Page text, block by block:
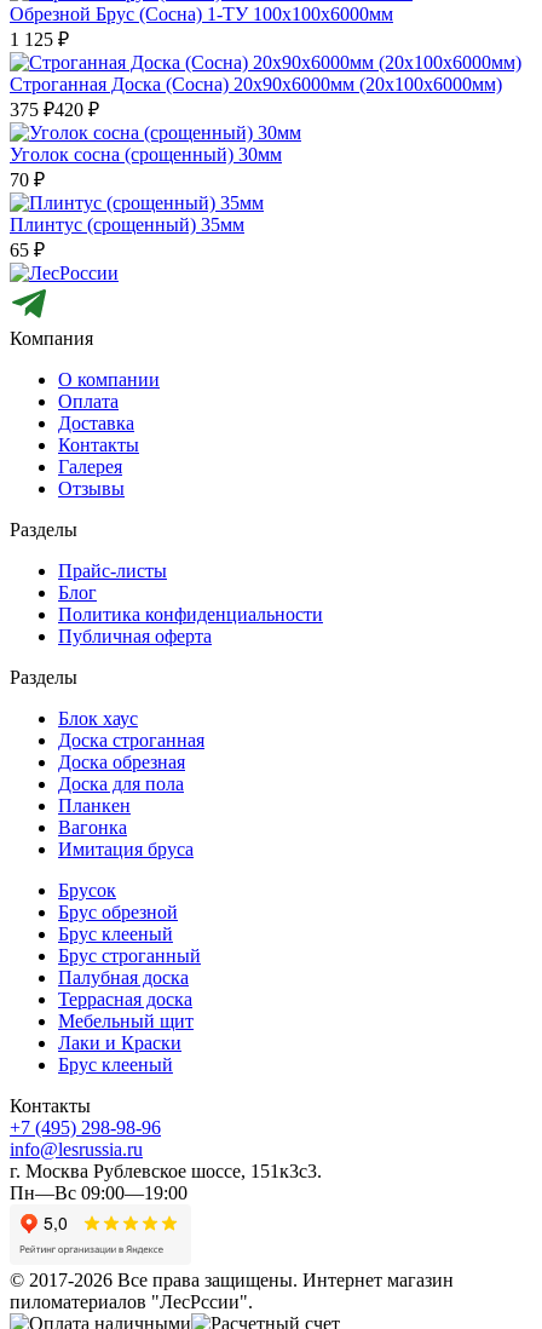
Обрезной Брус (Сосна) 1-ТУ 100х100х6000мм
1 125 ₽
Строганная Доска (Сосна) 20х90х6000мм (20х100х6000мм)
375 ₽420 ₽
Уголок сосна (срощенный) 30мм
70 ₽
Плинтус (срощенный) 35мм
65 ₽
Компания
О компании
Оплата
Доставка
Контакты
Галерея
Отзывы
Разделы
Прайс-листы
Блог
Политика конфиденциальности
Публичная оферта
Разделы
Блок хаус
Доска строганная
Доска обрезная
Доска для пола
Планкен
Вагонка
Имитация бруса
Брусок
Брус обрезной
Брус клееный
Брус строганный
Палубная доска
Террасная доска
Мебельный щит
Лаки и Краски
Брус клееный
Контакты
+7 (495) 298-98-96
info@lesrussia.ru
г. Москва Рублевское шоссе, 151к3с3.
Пн—Вс 09:00—19:00
© 2017-2026 Все права защищены. Интернет магазин
пиломатериалов "ЛесРссии".